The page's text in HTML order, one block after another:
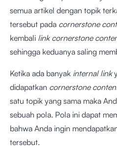
semua artikel dengan topik
tersebut pada cornerstone
kembali link cornerstone
sehingga keduanya saling
Ketika ada banyak internal link
didapatkan cornerstone
satu topik yang sama maka
sebuah pola. Pola ini dapat
bahwa Anda ingin
tersebut.